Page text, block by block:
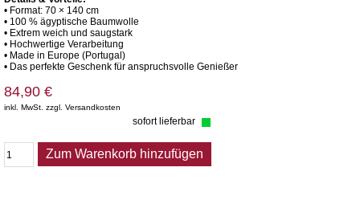
• Format: 70 × 140 cm
• 100 % ägyptische Baumwolle
• Extrem weich und saugstark
• Hochwertige Verarbeitung
• Made in Europe (Portugal)
• Das perfekte Geschenk für anspruchsvolle Genießer
84,90 €
inkl. MwSt. zzgl. Versandkosten
sofort lieferbar
Zum Warenkorb hinzufügen